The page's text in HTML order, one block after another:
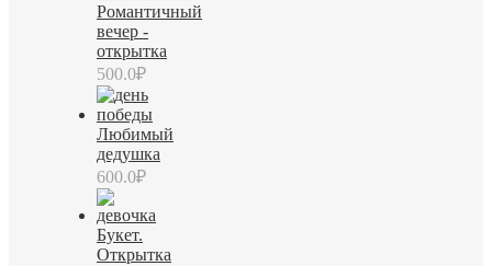
Романтичный
вечер -
открытка
500.0₽
Любимый
дедушка
600.0₽
Букет.
Открытка